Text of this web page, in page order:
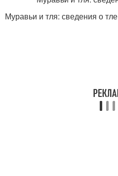
Муравьи и тля: сведения о тле